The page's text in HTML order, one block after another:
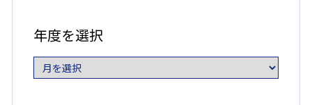
年度を選択
度
を
選